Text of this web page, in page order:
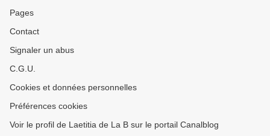
Pages
Contact
Signaler un abus
C.G.U.
Cookies et données personnelles
Préférences cookies
Voir le profil de Laetitia de La B sur le portail Canalblog